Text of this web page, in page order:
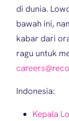
di dunia.
bawah ini,
kabar dari
ragu untuk
Indonesia:
Kepala